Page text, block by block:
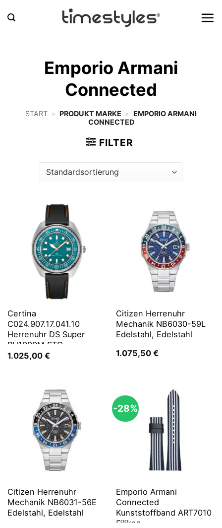
Inhalt
Emporio Armani
Connected
START » PRODUKT MARKE »
EMPORIO ARMANI
CONNECTED
FILTER
Certina
C024.907.17.041.10
Herrenuhr DS Super
PH1000M STC
1.025,00 €
Citizen Herrenuhr
Mechanik NB6030-59L
Edelstahl, Edelstahl
1.075,50 €
Citizen Herrenuhr
Mechanik NB6031-56E
Edelstahl, Edelstahl
-28%
Emporio Armani
Connected
Kunststoffband ART7010
Silikon